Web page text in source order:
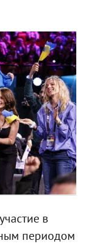
в
периодом